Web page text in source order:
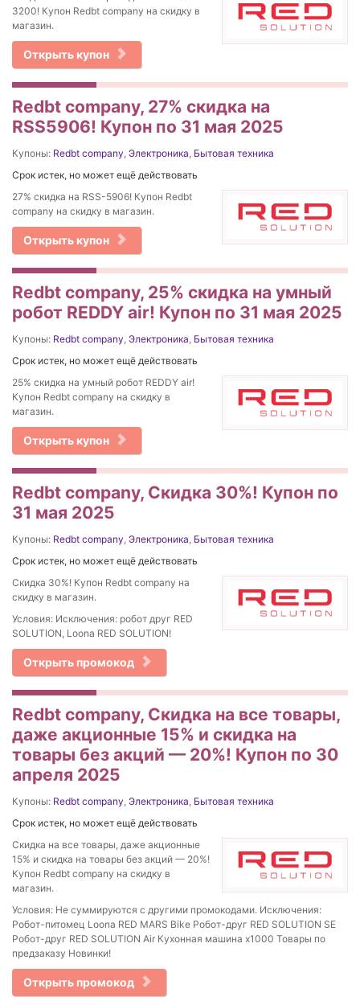
3200! Купон Redbt company на скидку в
магазин.
Открыть купон
Redbt company, 27% cкидка на
RSS5906! Купон по 31 мая 2025
Купоны: Redbt company, Электроника, Бытовая техника
Срок истек, но может ещё действовать
27% cкидка на RSS-5906! Купон Redbt
company на скидку в магазин.
Открыть купон
Redbt company, 25% скидка на умный
робот REDDY air! Купон по 31 мая 2025
Купоны: Redbt company, Электроника, Бытовая техника
Срок истек, но может ещё действовать
25% скидка на умный робот REDDY air!
Купон Redbt company на скидку в
магазин.
Открыть купон
Redbt company, Скидка 30%! Купон по
31 мая 2025
Купоны: Redbt company, Электроника, Бытовая техника
Срок истек, но может ещё действовать
Скидка 30%! Купон Redbt company на
скидку в магазин.
Условия: Исключения: робот друг RED
SOLUTION, Loona RED SOLUTION!
Открыть промокод
Redbt company, Скидка на все товары,
даже акционные 15% и скидка на
товары без акций — 20%! Купон по 30
апреля 2025
Купоны: Redbt company, Электроника, Бытовая техника
Срок истек, но может ещё действовать
Скидка на все товары, даже акционные
15% и скидка на товары без акций — 20%!
Купон Redbt company на скидку в
магазин.
Условия: Не суммируются с другими промокодами. Исключения:
Робот-питомец Loona RED MARS Bike Робот-друг RED SOLUTION SE
Робот-друг RED SOLUTION Air Кухонная машина x1000 Товары по
предзаказу Новинки!
Открыть промокод